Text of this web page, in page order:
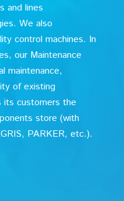
and lines
We also
control machines. In
our Maintenance
maintenance,
of existing
its customers the
store (with
PARKER, etc.).